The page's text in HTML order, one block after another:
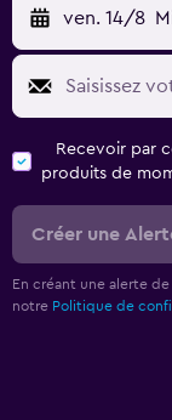
ven. 14/8
Recevoir par
produits de
Créer une
En créant une alerte
notre Politique de